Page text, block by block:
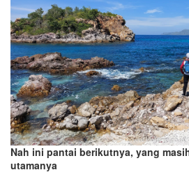
Nah ini pantai berikutnya, yang
utamanya